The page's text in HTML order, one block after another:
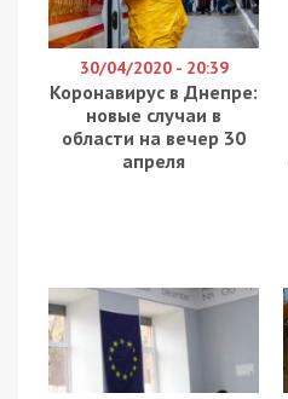
30/04/2020 - 20:39
Коронавирус в Днепре:
новые случаи в
области на вечер 30
апреля